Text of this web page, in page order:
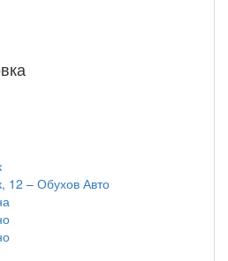
12 – Обухов Авто